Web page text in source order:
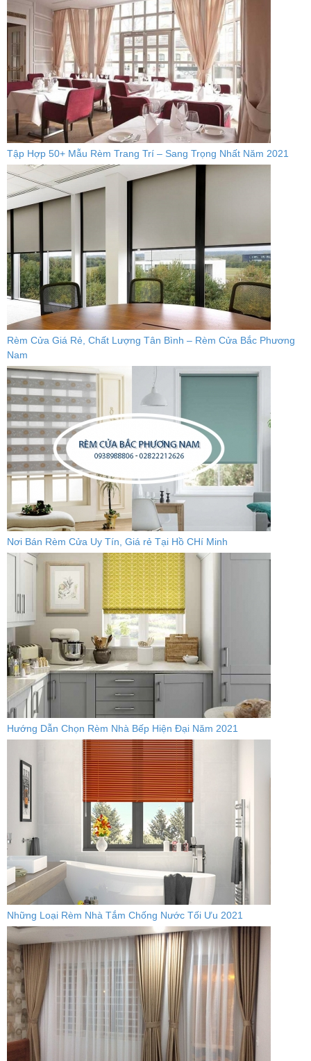
Tập Hợp 50+ Mẫu Rèm Trang Trí – Sang Trọng Nhất Năm 2021
Rèm Cửa Giá Rẻ, Chất Lượng Tân Bình – Rèm Cửa Bắc Phương
Nam
Nơi Bán Rèm Cửa Uy Tín, Giá rẻ Tại Hồ CHí Minh
Hướng Dẫn Chọn Rèm Nhà Bếp Hiện Đại Năm 2021
Những Loại Rèm Nhà Tắm Chống Nước Tối Ưu 2021